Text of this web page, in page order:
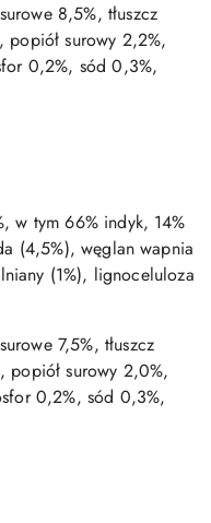
8,5%, tłuszcz
popiół surowy 2,2%,
0,2%, sód 0,3%,
w tym 66% indyk, 14%
(4,5%), węglan wapnia
(1%), lignoceluloza
7,5%, tłuszcz
popiół surowy 2,0%,
0,2%, sód 0,3%,